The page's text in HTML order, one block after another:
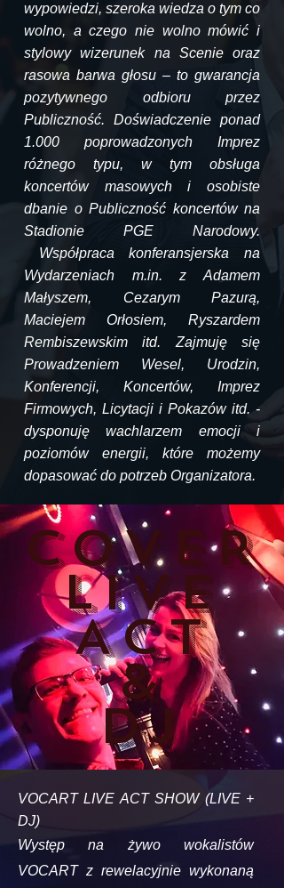
wypowiedzi, szeroka wiedza o tym co
wolno, a czego nie wolno mówić i
stylowy wizerunek na Scenie oraz
rasowa barwa głosu – to gwarancja
pozytywnego odbioru przez
Publiczność. Doświadczenie ponad
1.000 poprowadzonych Imprez
różnego typu, w tym obsługa
koncertów masowych i osobiste
dbanie o Publiczność koncertów na
Stadionie PGE Narodowy.
Współpraca konferansjerska na
Wydarzeniach m.in. z Adamem
Małyszem, Cezarym Pazurą,
Maciejem Orłosiem, Ryszardem
Rembiszewskim itd. Zajmuję się
Prowadzeniem Wesel, Urodzin,
Konferencji, Koncertów, Imprez
Firmowych, Licytacji i Pokazów itd. -
dysponuję wachlarzem emocji i
poziomów energii, które możemy
dopasować do potrzeb Organizatora.
COVER
LIVE
ACT
&
DJ
VOCART LIVE ACT SHOW (LIVE +
DJ)
Występ na żywo wokalistów
VOCART z rewelacyjnie wykonaną